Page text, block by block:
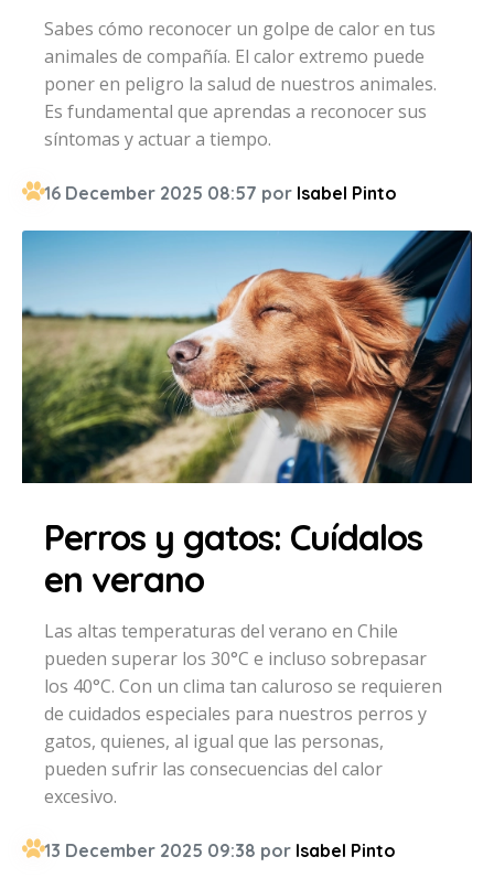
Sabes cómo reconocer un golpe de calor en tus
animales de compañía. El calor extremo puede
poner en peligro la salud de nuestros animales.
Es fundamental que aprendas a reconocer sus
síntomas y actuar a tiempo.
16 December 2025 08:57 por Isabel Pinto
Perros y gatos: Cuídalos
en verano
Las altas temperaturas del verano en Chile
pueden superar los 30°C e incluso sobrepasar
los 40°C. Con un clima tan caluroso se requieren
de cuidados especiales para nuestros perros y
gatos, quienes, al igual que las personas,
pueden sufrir las consecuencias del calor
excesivo.
13 December 2025 09:38 por Isabel Pinto